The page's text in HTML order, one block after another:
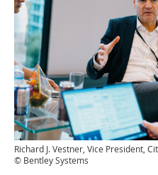
Richard J. Vestner, Vice President,
© Bentley Systems